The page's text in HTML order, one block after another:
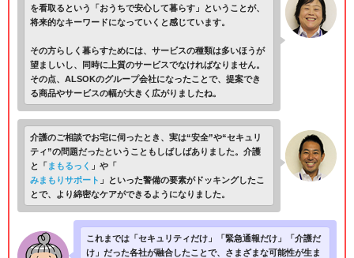
を看取るという「おうちで安心して暮らす」ということが、
将来的なキーワードになっていくと感じています。
その方らしく暮らすためには、サービスの種類は多いほうが
望ましいし、同時に上質のサービスでなければなりません。
その点、ALSOKのグループ会社になったことで、提案でき
る商品やサービスの幅が大きく広がりましたね。
介護のご相談でお宅に伺ったとき、実は“安全”や“セキュリ
ティ”の問題だったということもしばしばありました。介護
と「 まもるっく 」や「
みまもりサポート 」といった警備の要素がドッキングしたこ
とで、より綿密なケアができるようになりました。
これまでは「セキュリティだけ」「緊急通報だけ」「介護だ
け」だった各社が融合したことで、さまざまな可能性が生ま